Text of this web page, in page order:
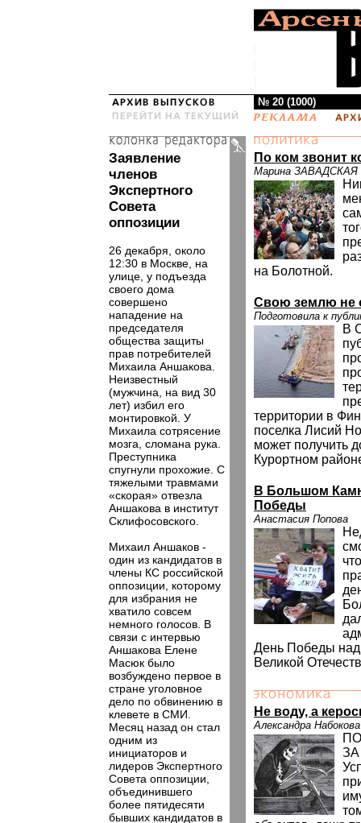
№ 20 (1000)
Заявление
членов
Экспертного
Совета
оппозиции
26 декабря, около
12:30 в Москве, на
улице, у подъезда
своего дома
совершено
нападение на
председателя
общества защиты
прав потребителей
Михаила Аншакова.
Неизвестный
(мужчина, на вид 30
лет) избил его
монтировкой. У
Михаила сотрясение
мозга, сломана рука.
Преступника
спугнули прохожие. С
тяжелыми травмами
«скорая» отвезла
Аншакова в институт
Склифосовского.
Михаил Аншаков -
один из кандидатов в
члены КС российской
оппозиции, которому
для избрания не
хватило совсем
немного голосов. В
связи с интервью
Аншакова Елене
Масюк было
возбуждено первое в
стране уголовное
дело по обвинению в
клевете в СМИ.
Месяц назад он стал
одним из
инициаторов и
лидеров Экспертного
Совета оппозиции,
объединившего
более пятидесяти
бывших кандидатов в
По ком звонит
Марина ЗАВАДСКАЯ
на Болотной.
Свою землю не
Подготовила к
В
территории в
поселка Лисий
может получить
Курортном
В Большом
Победы
Анастасия Попова
День Победы
Великой
Не воду, а
Александра Набокова